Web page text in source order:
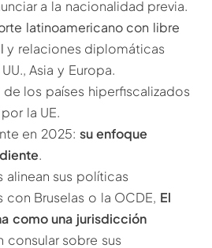
a la nacionalidad previa.
latinoamericano con libre
y relaciones diplomáticas
Asia y Europa.
los países hiperfiscalizados
la UE.
en 2025: su enfoque
.
alinean sus políticas
Bruselas o la OCDE, El
como una jurisdicción
consular sobre sus